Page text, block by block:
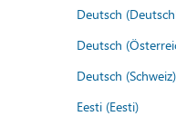
Deutsch
Deutsch
Deutsch (Schweiz)
Eesti (Eesti)